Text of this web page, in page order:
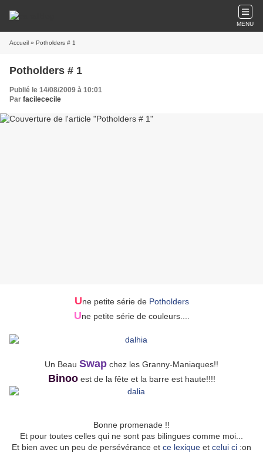
MENU
Accueil » Potholders # 1
Potholders # 1
Publié le 14/08/2009 à 10:01
Par facilececile
Une petite série de Potholders
Une petite série de couleurs....
Un Beau Swap chez les Granny-Maniaques!!
Binooest de la fête et la barre est haute!!!!
Bonne promenade !!
Et pour toutes celles qui ne sont pas bilingues comme moi...
Et bien avec un peu de persévérance et ce lexique et celui ci :on